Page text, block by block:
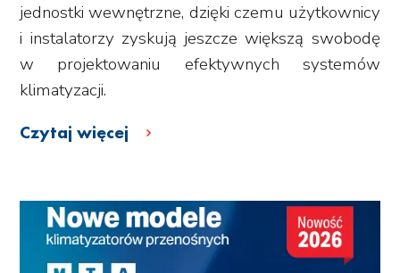
jednostki wewnętrzne, dzięki czemu użytkownicy
i instalatorzy zyskują jeszcze większą swobodę
w projektowaniu efektywnych systemów
klimatyzacji.
Czytaj więcej